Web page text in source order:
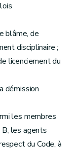
blâme, de
disciplinaire ;
licenciement du
démission
les membres
les agents
du Code, à